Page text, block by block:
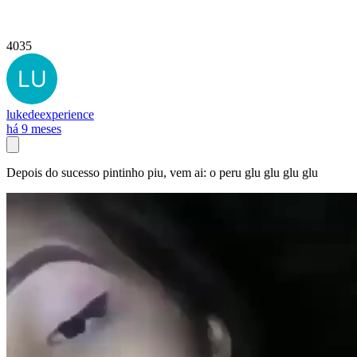
4035
lukedeexperience
há 9 meses
Depois do sucesso pintinho piu, vem ai: o peru glu glu glu glu